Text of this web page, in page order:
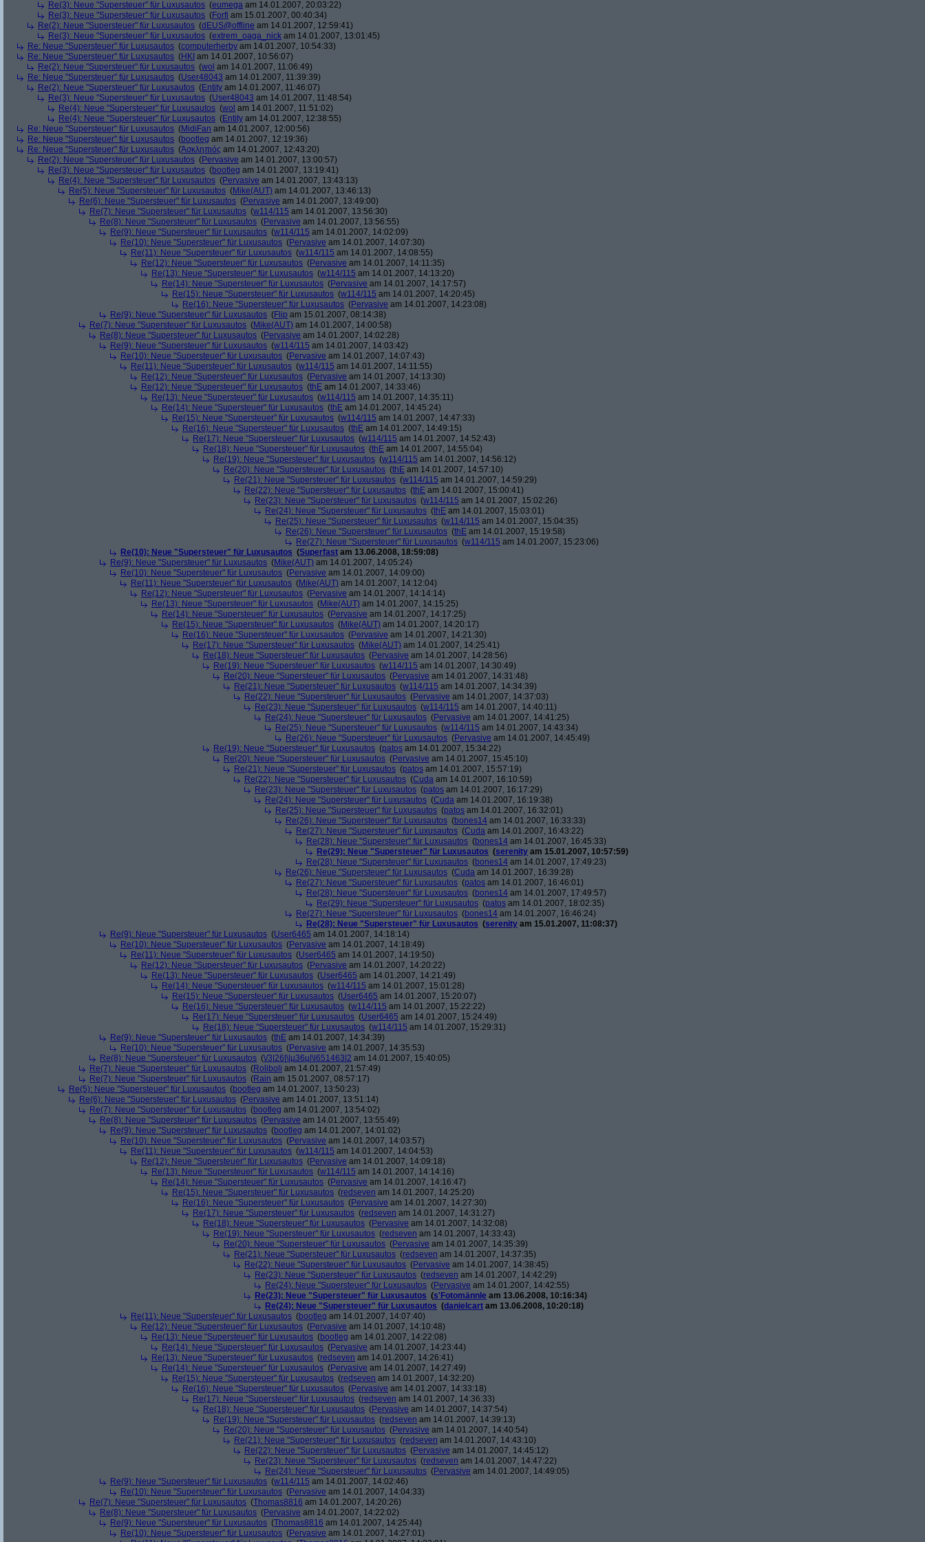
Re(3): Neue "Supersteuer" für Luxusautos (eumega am 14.01.2007, 20:03:22)
Re(3): Neue "Supersteuer" für Luxusautos (Forfi am 15.01.2007, 00:40:34)
Re(2): Neue "Supersteuer" für Luxusautos (dEUS@offline am 14.01.2007, 12:59:41)
Re(3): Neue "Supersteuer" für Luxusautos (extrem_oaga_nick am 14.01.2007, 13:01:45)
Re: Neue "Supersteuer" für Luxusautos (computerherby am 14.01.2007, 10:54:33)
Re: Neue "Supersteuer" für Luxusautos (HKI am 14.01.2007, 10:56:07)
Re(2): Neue "Supersteuer" für Luxusautos (wol am 14.01.2007, 11:06:49)
Re: Neue "Supersteuer" für Luxusautos (User48043 am 14.01.2007, 11:39:39)
Re(2): Neue "Supersteuer" für Luxusautos (Entity am 14.01.2007, 11:46:07)
Re(3): Neue "Supersteuer" für Luxusautos (User48043 am 14.01.2007, 11:48:54)
Re(4): Neue "Supersteuer" für Luxusautos (wol am 14.01.2007, 11:51:02)
Re(4): Neue "Supersteuer" für Luxusautos (Entity am 14.01.2007, 12:38:55)
Re: Neue "Supersteuer" für Luxusautos (MidiFan am 14.01.2007, 12:00:56)
Re: Neue "Supersteuer" für Luxusautos (bootleg am 14.01.2007, 12:19:36)
Re: Neue "Supersteuer" für Luxusautos (Ἀσκληπιός am 14.01.2007, 12:43:20)
Re(2): Neue "Supersteuer" für Luxusautos (Pervasive am 14.01.2007, 13:00:57)
Re(3): Neue "Supersteuer" für Luxusautos (bootleg am 14.01.2007, 13:19:41)
Re(4): Neue "Supersteuer" für Luxusautos (Pervasive am 14.01.2007, 13:43:13)
Re(5): Neue "Supersteuer" für Luxusautos (Mike(AUT) am 14.01.2007, 13:46:13)
Re(6): Neue "Supersteuer" für Luxusautos (Pervasive am 14.01.2007, 13:49:00)
Re(7): Neue "Supersteuer" für Luxusautos (w114/115 am 14.01.2007, 13:56:30)
Re(8): Neue "Supersteuer" für Luxusautos (Pervasive am 14.01.2007, 13:56:55)
Re(9): Neue "Supersteuer" für Luxusautos (w114/115 am 14.01.2007, 14:02:09)
Re(10): Neue "Supersteuer" für Luxusautos (Pervasive am 14.01.2007, 14:07:30)
Re(11): Neue "Supersteuer" für Luxusautos (w114/115 am 14.01.2007, 14:08:55)
Re(12): Neue "Supersteuer" für Luxusautos (Pervasive am 14.01.2007, 14:11:35)
Re(13): Neue "Supersteuer" für Luxusautos (w114/115 am 14.01.2007, 14:13:20)
Re(14): Neue "Supersteuer" für Luxusautos (Pervasive am 14.01.2007, 14:17:57)
Re(15): Neue "Supersteuer" für Luxusautos (w114/115 am 14.01.2007, 14:20:45)
Re(16): Neue "Supersteuer" für Luxusautos (Pervasive am 14.01.2007, 14:23:08)
Re(9): Neue "Supersteuer" für Luxusautos (Flip am 15.01.2007, 08:14:38)
Re(7): Neue "Supersteuer" für Luxusautos (Mike(AUT) am 14.01.2007, 14:00:58)
Re(8): Neue "Supersteuer" für Luxusautos (Pervasive am 14.01.2007, 14:02:28)
Re(9): Neue "Supersteuer" für Luxusautos (w114/115 am 14.01.2007, 14:03:42)
Re(10): Neue "Supersteuer" für Luxusautos (Pervasive am 14.01.2007, 14:07:43)
Re(11): Neue "Supersteuer" für Luxusautos (w114/115 am 14.01.2007, 14:11:55)
Re(12): Neue "Supersteuer" für Luxusautos (Pervasive am 14.01.2007, 14:13:30)
Re(12): Neue "Supersteuer" für Luxusautos (thE am 14.01.2007, 14:33:46)
Re(13): Neue "Supersteuer" für Luxusautos (w114/115 am 14.01.2007, 14:35:11)
Re(14): Neue "Supersteuer" für Luxusautos (thE am 14.01.2007, 14:45:24)
Re(15): Neue "Supersteuer" für Luxusautos (w114/115 am 14.01.2007, 14:47:33)
Re(16): Neue "Supersteuer" für Luxusautos (thE am 14.01.2007, 14:49:15)
Re(17): Neue "Supersteuer" für Luxusautos (w114/115 am 14.01.2007, 14:52:43)
Re(18): Neue "Supersteuer" für Luxusautos (thE am 14.01.2007, 14:55:04)
Re(19): Neue "Supersteuer" für Luxusautos (w114/115 am 14.01.2007, 14:56:12)
Re(20): Neue "Supersteuer" für Luxusautos (thE am 14.01.2007, 14:57:10)
Re(21): Neue "Supersteuer" für Luxusautos (w114/115 am 14.01.2007, 14:59:29)
Re(22): Neue "Supersteuer" für Luxusautos (thE am 14.01.2007, 15:00:41)
Re(23): Neue "Supersteuer" für Luxusautos (w114/115 am 14.01.2007, 15:02:26)
Re(24): Neue "Supersteuer" für Luxusautos (thE am 14.01.2007, 15:03:01)
Re(25): Neue "Supersteuer" für Luxusautos (w114/115 am 14.01.2007, 15:04:35)
Re(26): Neue "Supersteuer" für Luxusautos (thE am 14.01.2007, 15:19:58)
Re(27): Neue "Supersteuer" für Luxusautos (w114/115 am 14.01.2007, 15:23:06)
Re(10): Neue "Supersteuer" für Luxusautos (Superfast am 13.06.2008, 18:59:08)
Re(9): Neue "Supersteuer" für Luxusautos (Mike(AUT) am 14.01.2007, 14:05:24)
Re(10): Neue "Supersteuer" für Luxusautos (Pervasive am 14.01.2007, 14:09:00)
Re(11): Neue "Supersteuer" für Luxusautos (Mike(AUT) am 14.01.2007, 14:12:04)
Re(12): Neue "Supersteuer" für Luxusautos (Pervasive am 14.01.2007, 14:14:14)
Re(13): Neue "Supersteuer" für Luxusautos (Mike(AUT) am 14.01.2007, 14:15:25)
Re(14): Neue "Supersteuer" für Luxusautos (Pervasive am 14.01.2007, 14:17:25)
Re(15): Neue "Supersteuer" für Luxusautos (Mike(AUT) am 14.01.2007, 14:20:17)
Re(16): Neue "Supersteuer" für Luxusautos (Pervasive am 14.01.2007, 14:21:30)
Re(17): Neue "Supersteuer" für Luxusautos (Mike(AUT) am 14.01.2007, 14:25:41)
Re(18): Neue "Supersteuer" für Luxusautos (Pervasive am 14.01.2007, 14:28:56)
Re(19): Neue "Supersteuer" für Luxusautos (w114/115 am 14.01.2007, 14:30:49)
Re(20): Neue "Supersteuer" für Luxusautos (Pervasive am 14.01.2007, 14:31:48)
Re(21): Neue "Supersteuer" für Luxusautos (w114/115 am 14.01.2007, 14:34:39)
Re(22): Neue "Supersteuer" für Luxusautos (Pervasive am 14.01.2007, 14:37:03)
Re(23): Neue "Supersteuer" für Luxusautos (w114/115 am 14.01.2007, 14:40:11)
Re(24): Neue "Supersteuer" für Luxusautos (Pervasive am 14.01.2007, 14:41:25)
Re(25): Neue "Supersteuer" für Luxusautos (w114/115 am 14.01.2007, 14:43:34)
Re(26): Neue "Supersteuer" für Luxusautos (Pervasive am 14.01.2007, 14:45:49)
Re(19): Neue "Supersteuer" für Luxusautos (patos am 14.01.2007, 15:34:22)
Re(20): Neue "Supersteuer" für Luxusautos (Pervasive am 14.01.2007, 15:45:10)
Re(21): Neue "Supersteuer" für Luxusautos (patos am 14.01.2007, 15:57:19)
Re(22): Neue "Supersteuer" für Luxusautos (Cuda am 14.01.2007, 16:10:59)
Re(23): Neue "Supersteuer" für Luxusautos (patos am 14.01.2007, 16:17:29)
Re(24): Neue "Supersteuer" für Luxusautos (Cuda am 14.01.2007, 16:19:38)
Re(25): Neue "Supersteuer" für Luxusautos (patos am 14.01.2007, 16:32:01)
Re(26): Neue "Supersteuer" für Luxusautos (bones14 am 14.01.2007, 16:33:33)
Re(27): Neue "Supersteuer" für Luxusautos (Cuda am 14.01.2007, 16:43:22)
Re(28): Neue "Supersteuer" für Luxusautos (bones14 am 14.01.2007, 16:45:33)
Re(29): Neue "Supersteuer" für Luxusautos (serenity am 15.01.2007, 10:57:59)
Re(28): Neue "Supersteuer" für Luxusautos (bones14 am 14.01.2007, 17:49:23)
Re(26): Neue "Supersteuer" für Luxusautos (Cuda am 14.01.2007, 16:39:28)
Re(27): Neue "Supersteuer" für Luxusautos (patos am 14.01.2007, 16:46:01)
Re(28): Neue "Supersteuer" für Luxusautos (bones14 am 14.01.2007, 17:49:57)
Re(29): Neue "Supersteuer" für Luxusautos (patos am 14.01.2007, 18:02:35)
Re(27): Neue "Supersteuer" für Luxusautos (bones14 am 14.01.2007, 16:46:24)
Re(28): Neue "Supersteuer" für Luxusautos (serenity am 15.01.2007, 11:08:37)
Re(9): Neue "Supersteuer" für Luxusautos (User6465 am 14.01.2007, 14:18:14)
Re(10): Neue "Supersteuer" für Luxusautos (Pervasive am 14.01.2007, 14:18:49)
Re(11): Neue "Supersteuer" für Luxusautos (User6465 am 14.01.2007, 14:19:50)
Re(12): Neue "Supersteuer" für Luxusautos (Pervasive am 14.01.2007, 14:20:22)
Re(13): Neue "Supersteuer" für Luxusautos (User6465 am 14.01.2007, 14:21:49)
Re(14): Neue "Supersteuer" für Luxusautos (w114/115 am 14.01.2007, 15:01:28)
Re(15): Neue "Supersteuer" für Luxusautos (User6465 am 14.01.2007, 15:20:07)
Re(16): Neue "Supersteuer" für Luxusautos (w114/115 am 14.01.2007, 15:22:22)
Re(17): Neue "Supersteuer" für Luxusautos (User6465 am 14.01.2007, 15:24:49)
Re(18): Neue "Supersteuer" für Luxusautos (w114/115 am 14.01.2007, 15:29:31)
Re(9): Neue "Supersteuer" für Luxusautos (thE am 14.01.2007, 14:34:39)
Re(10): Neue "Supersteuer" für Luxusautos (Pervasive am 14.01.2007, 14:35:53)
Re(8): Neue "Supersteuer" für Luxusautos (\/3|26|\|µ36µ|\|651463|2 am 14.01.2007, 15:40:05)
Re(7): Neue "Supersteuer" für Luxusautos (Roliboli am 14.01.2007, 21:57:49)
Re(7): Neue "Supersteuer" für Luxusautos (Rain am 15.01.2007, 08:57:17)
Re(5): Neue "Supersteuer" für Luxusautos (bootleg am 14.01.2007, 13:50:23)
Re(6): Neue "Supersteuer" für Luxusautos (Pervasive am 14.01.2007, 13:51:14)
Re(7): Neue "Supersteuer" für Luxusautos (bootleg am 14.01.2007, 13:54:02)
Re(8): Neue "Supersteuer" für Luxusautos (Pervasive am 14.01.2007, 13:55:49)
Re(9): Neue "Supersteuer" für Luxusautos (bootleg am 14.01.2007, 14:01:02)
Re(10): Neue "Supersteuer" für Luxusautos (Pervasive am 14.01.2007, 14:03:57)
Re(11): Neue "Supersteuer" für Luxusautos (w114/115 am 14.01.2007, 14:04:53)
Re(12): Neue "Supersteuer" für Luxusautos (Pervasive am 14.01.2007, 14:09:18)
Re(13): Neue "Supersteuer" für Luxusautos (w114/115 am 14.01.2007, 14:14:16)
Re(14): Neue "Supersteuer" für Luxusautos (Pervasive am 14.01.2007, 14:16:47)
Re(15): Neue "Supersteuer" für Luxusautos (redseven am 14.01.2007, 14:25:20)
Re(16): Neue "Supersteuer" für Luxusautos (Pervasive am 14.01.2007, 14:27:30)
Re(17): Neue "Supersteuer" für Luxusautos (redseven am 14.01.2007, 14:31:27)
Re(18): Neue "Supersteuer" für Luxusautos (Pervasive am 14.01.2007, 14:32:08)
Re(19): Neue "Supersteuer" für Luxusautos (redseven am 14.01.2007, 14:33:43)
Re(20): Neue "Supersteuer" für Luxusautos (Pervasive am 14.01.2007, 14:35:39)
Re(21): Neue "Supersteuer" für Luxusautos (redseven am 14.01.2007, 14:37:35)
Re(22): Neue "Supersteuer" für Luxusautos (Pervasive am 14.01.2007, 14:38:45)
Re(23): Neue "Supersteuer" für Luxusautos (redseven am 14.01.2007, 14:42:29)
Re(24): Neue "Supersteuer" für Luxusautos (Pervasive am 14.01.2007, 14:42:55)
Re(23): Neue "Supersteuer" für Luxusautos (s'Fotomännle am 13.06.2008, 10:16:34)
Re(24): Neue "Supersteuer" für Luxusautos (danielcart am 13.06.2008, 10:20:18)
Re(11): Neue "Supersteuer" für Luxusautos (bootleg am 14.01.2007, 14:07:40)
Re(12): Neue "Supersteuer" für Luxusautos (Pervasive am 14.01.2007, 14:10:48)
Re(13): Neue "Supersteuer" für Luxusautos (bootleg am 14.01.2007, 14:22:08)
Re(14): Neue "Supersteuer" für Luxusautos (Pervasive am 14.01.2007, 14:23:44)
Re(13): Neue "Supersteuer" für Luxusautos (redseven am 14.01.2007, 14:26:41)
Re(14): Neue "Supersteuer" für Luxusautos (Pervasive am 14.01.2007, 14:27:49)
Re(15): Neue "Supersteuer" für Luxusautos (redseven am 14.01.2007, 14:32:20)
Re(16): Neue "Supersteuer" für Luxusautos (Pervasive am 14.01.2007, 14:33:18)
Re(17): Neue "Supersteuer" für Luxusautos (redseven am 14.01.2007, 14:36:33)
Re(18): Neue "Supersteuer" für Luxusautos (Pervasive am 14.01.2007, 14:37:54)
Re(19): Neue "Supersteuer" für Luxusautos (redseven am 14.01.2007, 14:39:13)
Re(20): Neue "Supersteuer" für Luxusautos (Pervasive am 14.01.2007, 14:40:54)
Re(21): Neue "Supersteuer" für Luxusautos (redseven am 14.01.2007, 14:43:10)
Re(22): Neue "Supersteuer" für Luxusautos (Pervasive am 14.01.2007, 14:45:12)
Re(23): Neue "Supersteuer" für Luxusautos (redseven am 14.01.2007, 14:47:22)
Re(24): Neue "Supersteuer" für Luxusautos (Pervasive am 14.01.2007, 14:49:05)
Re(9): Neue "Supersteuer" für Luxusautos (w114/115 am 14.01.2007, 14:02:46)
Re(10): Neue "Supersteuer" für Luxusautos (Pervasive am 14.01.2007, 14:04:33)
Re(7): Neue "Supersteuer" für Luxusautos (Thomas8816 am 14.01.2007, 14:20:26)
Re(8): Neue "Supersteuer" für Luxusautos (Pervasive am 14.01.2007, 14:22:02)
Re(9): Neue "Supersteuer" für Luxusautos (Thomas8816 am 14.01.2007, 14:25:44)
Re(10): Neue "Supersteuer" für Luxusautos (Pervasive am 14.01.2007, 14:27:01)